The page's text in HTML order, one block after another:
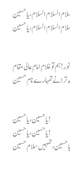
ہم تو غلامِ امامِ عالی مقام
یا حسین، یا حسین!
یا حسین، یا حسین!